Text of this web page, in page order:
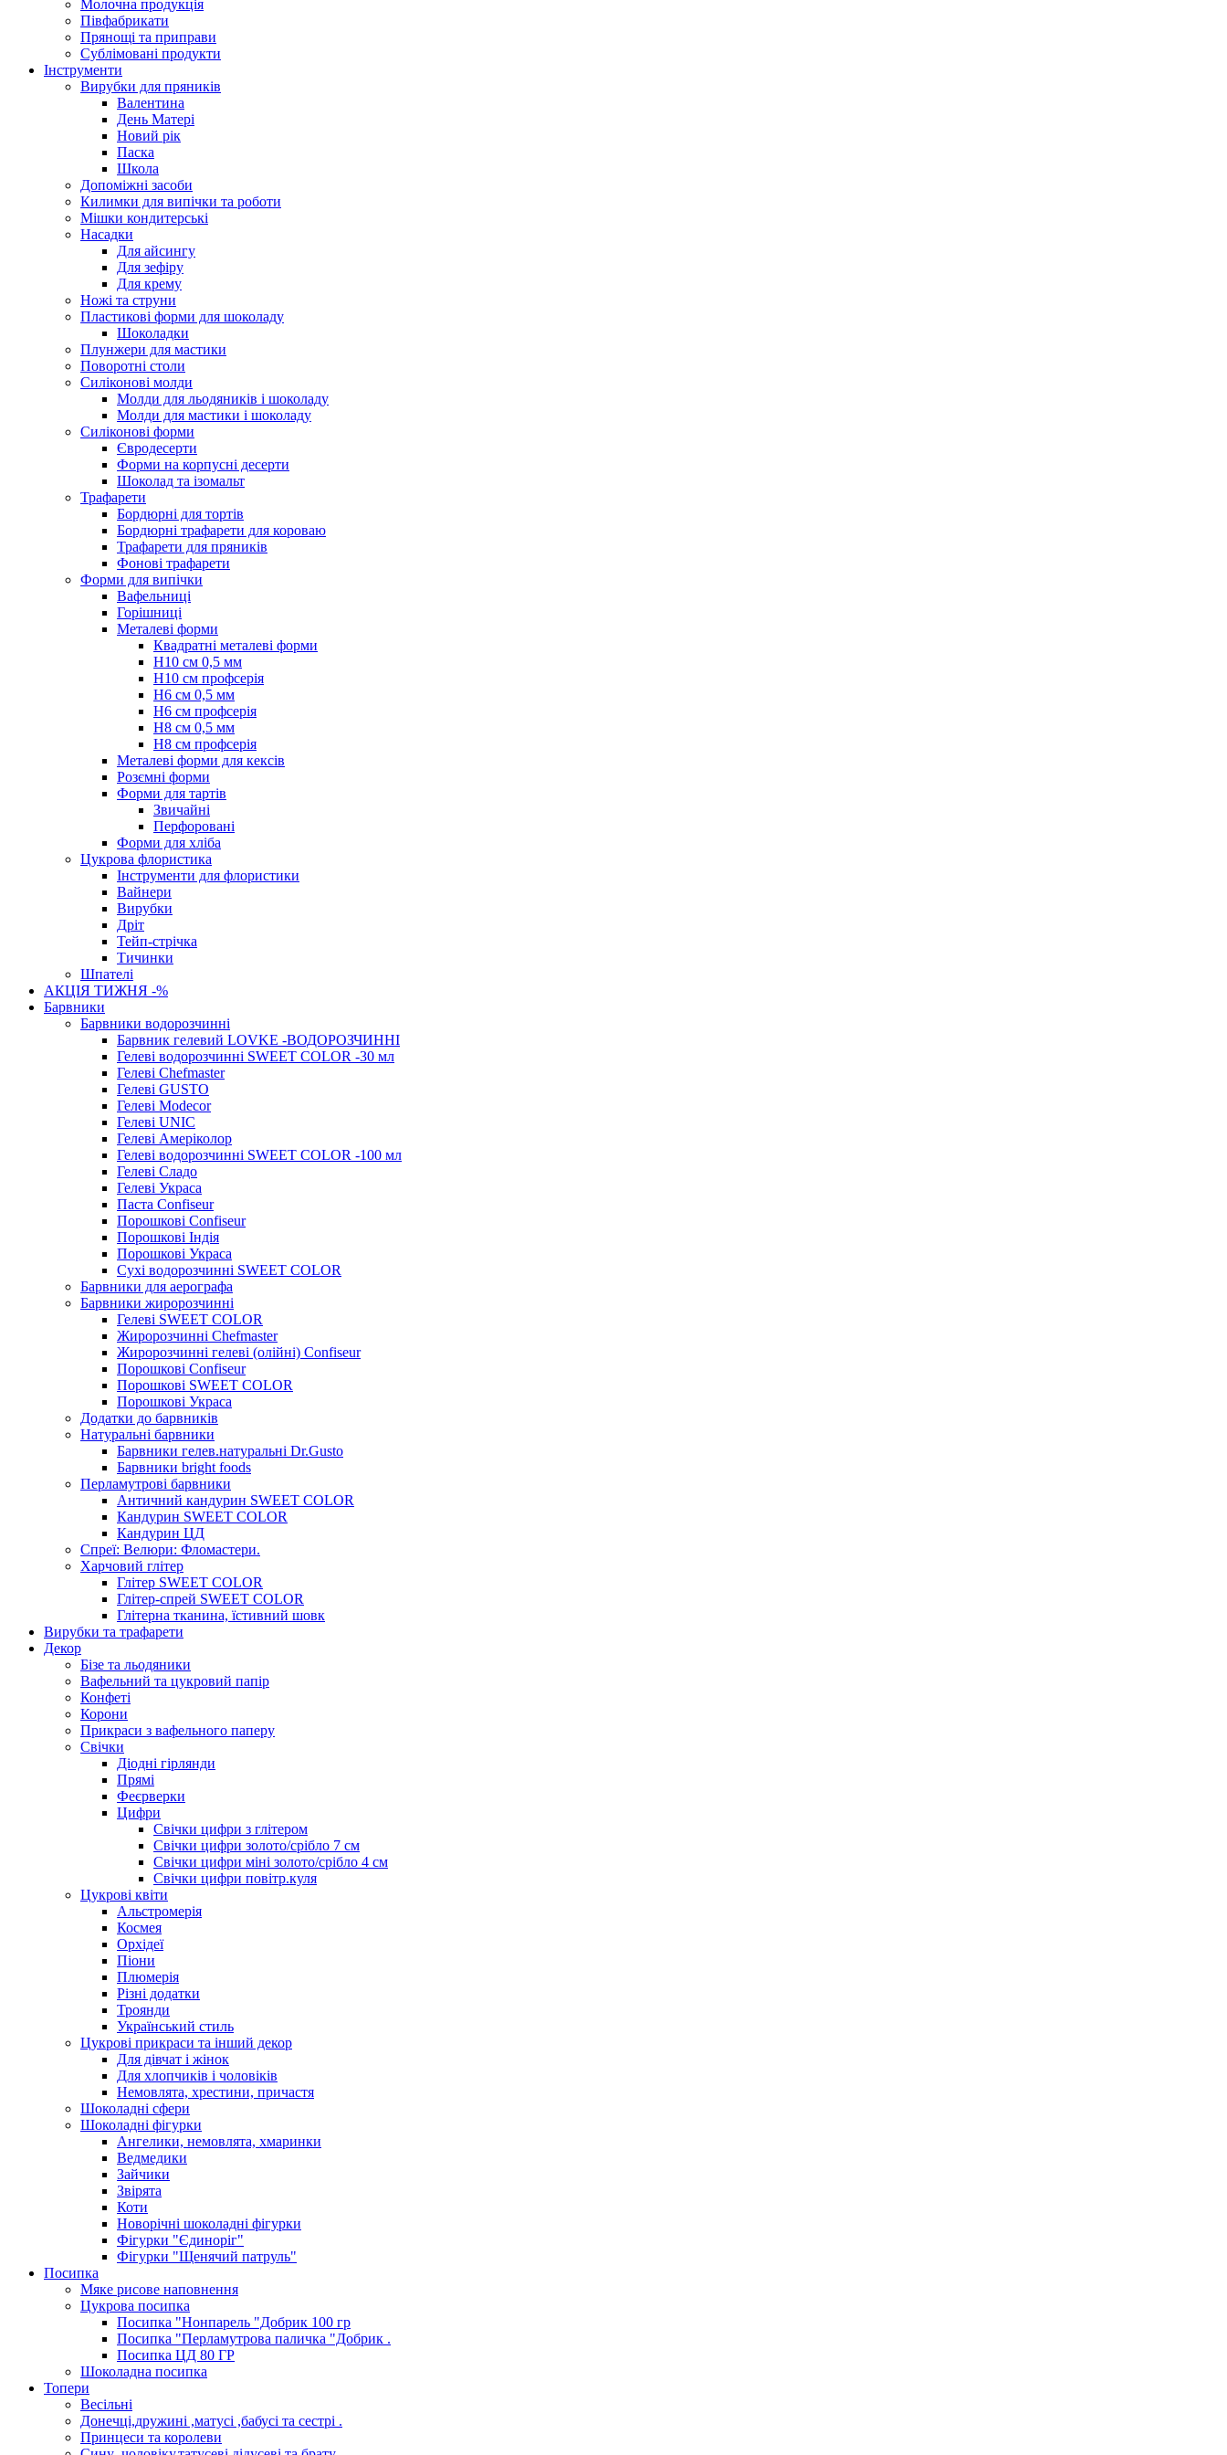
Молочна продукція
Півфабрикати
Прянощі та приправи
Сублімовані продукти
Інструменти
Вирубки для пряників
Валентина
День Матері
Новий рік
Паска
Школа
Допоміжні засоби
Килимки для випічки та роботи
Мішки кондитерські
Насадки
Для айсингу
Для зефіру
Для крему
Ножі та струни
Пластикові форми для шоколаду
Шоколадки
Плунжери для мастики
Поворотні столи
Силіконові молди
Молди для льодяників і шоколаду
Молди для мастики і шоколаду
Силіконові форми
Євродесерти
Форми на корпусні десерти
Шоколад та ізомальт
Трафарети
Бордюрні для тортів
Бордюрні трафарети для короваю
Трафарети для пряників
Фонові трафарети
Форми для випічки
Вафельниці
Горішниці
Металеві форми
Квадратні металеві форми
Н10 см 0,5 мм
Н10 см профсерія
Н6 см 0,5 мм
Н6 см профсерія
Н8 см 0,5 мм
Н8 см профсерія
Металеві форми для кексів
Розємні форми
Форми для тартів
Звичайні
Перфоровані
Форми для хліба
Цукрова флористика
Інструменти для флористики
Вайнери
Вирубки
Дріт
Тейп-стрічка
Тичинки
Шпателі
АКЦІЯ ТИЖНЯ -%
Барвники
Барвники водорозчинні
Барвник гелевий LOVKE -ВОДОРОЗЧИННІ
Гелеві водорозчинні SWEET COLOR -30 мл
Гелеві Chefmaster
Гелеві GUSTO
Гелеві Modecor
Гелеві UNIC
Гелеві Амеріколор
Гелеві водорозчинні SWEET COLOR -100 мл
Гелеві Сладо
Гелеві Украса
Паста Confiseur
Порошкові Confiseur
Порошкові Індія
Порошкові Украса
Сухі водорозчинні SWEET COLOR
Барвники для аерографа
Барвники жиророзчинні
Гелеві SWEET COLOR
Жиророзчинні Chefmaster
Жиророзчинні гелеві (олійні) Confiseur
Порошкові Confiseur
Порошкові SWEET COLOR
Порошкові Украса
Додатки до барвників
Натуральні барвники
Барвники гелев.натуральні Dr.Gusto
Барвники bright foods
Перламутрові барвники
Античний кандурин SWEET COLOR
Кандурин SWEET COLOR
Кандурин ЦД
Спреї: Велюри: Фломастери.
Харчовий глітер
Глітер SWEET COLOR
Глітер-спрей SWEET COLOR
Глітерна тканина, їстивний шовк
Вирубки та трафарети
Декор
Бізе та льодяники
Вафельний та цукровий папір
Конфеті
Корони
Прикраси з вафельного паперу
Свічки
Діодні гірлянди
Прямі
Феєрверки
Цифри
Свічки цифри з глітером
Свічки цифри золото/срібло 7 см
Свічки цифри міні золото/срібло 4 см
Свічки цифри повітр.куля
Цукрові квіти
Альстромерія
Космея
Орхідеї
Піони
Плюмерія
Різні додатки
Троянди
Український стиль
Цукрові прикраси та інший декор
Для дівчат і жінок
Для хлопчиків і чоловіків
Немовлята, хрестини, причастя
Шоколадні сфери
Шоколадні фігурки
Ангелики, немовлята, хмаринки
Ведмедики
Зайчики
Звірята
Коти
Новорічні шоколадні фігурки
Фігурки "Єдиноріг"
Фігурки "Щенячий патруль"
Посипка
Мяке рисове наповнення
Цукрова посипка
Посипка "Нонпарель "Добрик 100 гр
Посипка "Перламутрова паличка "Добрик .
Посипка ЦД 80 ГР
Шоколадна посипка
Топери
Весільні
Донечці,дружині ,матусі ,бабусі та сестрі .
Принцеси та королеви